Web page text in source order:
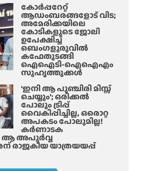
ളം
യാ
ത്ര
ർ
ക്ക്
പ
രു
ക്ക്
കോർപ്പറേറ്റ്
ആഡംബരങ്ങളോട് വിട;
അമേരിക്കയിലെ
കോടികളുടെ ജോലി
ഉപേക്ഷിച്ച്
ബെംഗളൂരുവിൽ
കഫേതുടങ്ങി
ഐഐടി-ഐഐഎം
സുഹൃത്തുക്കൾ
‘ഇനി ആ പുഞ്ചിരി മിസ്സ്
ചെയ്യും’; ഒരിക്കൽ
പോലും ട്രിപ്പ്
വൈകിപ്പിച്ചില്ല, ഒരൊറ്റ
അപകടം പോലുമില്ല!
കർണാടക
ആ അപൂർവ്വ
രാജകീയ യാത്രയയപ്പ്